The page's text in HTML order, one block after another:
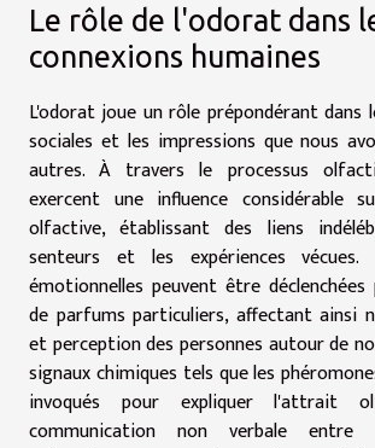
Le rôle de l'odorat dans
connexions humaines
L'odorat joue un rôle prépondérant dans
sociales et les impressions que nous
autres. À travers le processus
exercent une influence considérable
olfactive, établissant des liens
senteurs et les expériences vécues.
émotionnelles peuvent être
de parfums particuliers, affectant ainsi
et perception des personnes autour de
signaux chimiques tels que les
invoqués pour expliquer
communication non verbale entre